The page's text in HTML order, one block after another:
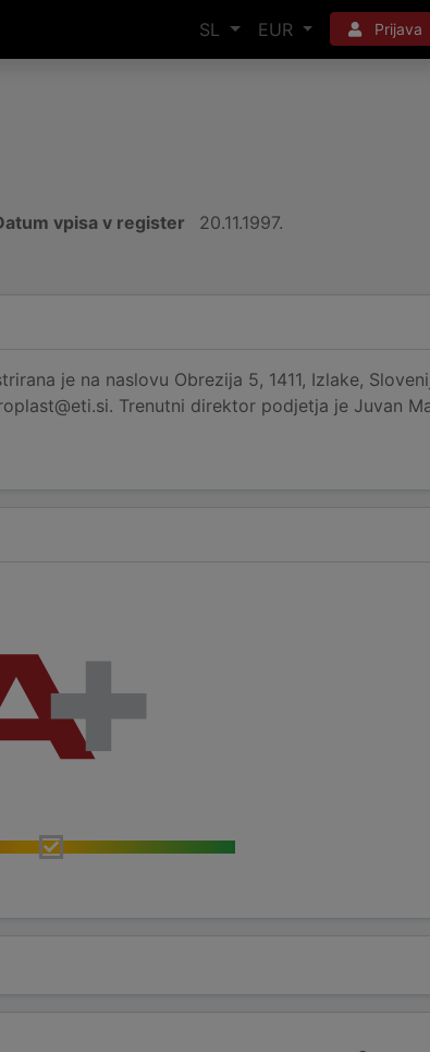
SL EUR Prijava
vpisa v register 20.11.1997.
je na naslovu Obrezija 5, 1411, Izlake,
Trenutni direktor podjetja je Juvan